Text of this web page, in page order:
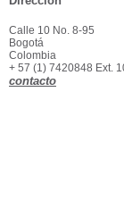
Calle 10 No. 8-95
Bogotá
Colombia
+ 57 (1) 7420848 Ext.
contacto